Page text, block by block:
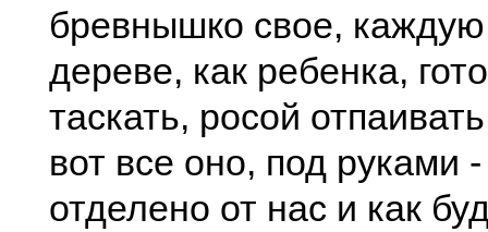
бревнышко свое, каждую
дереве, как ребенка,
таскать, росой
вот все оно, под руками -
отделено от нас и как